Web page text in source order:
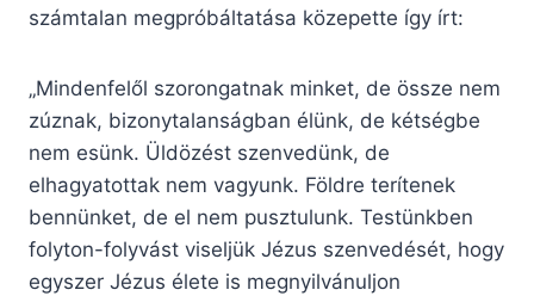
számtalan megpróbáltatása közepette így írt:
„Mindenfelől szorongatnak minket, de össze nem
zúznak, bizonytalanságban élünk, de kétségbe
nem esünk. Üldözést szenvedünk, de
elhagyatottak nem vagyunk. Földre terítenek
bennünket, de el nem pusztulunk. Testünkben
folyton-folyvást viseljük Jézus szenvedését, hogy
egyszer Jézus élete is megnyilvánuljon